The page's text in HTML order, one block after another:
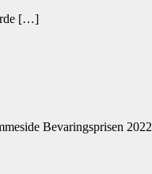
[…]
Bevaringsprisen